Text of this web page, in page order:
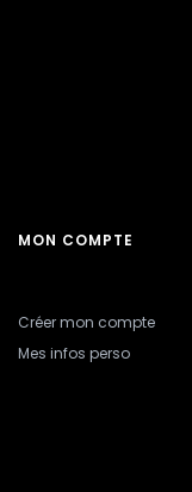
MON COMPTE
Créer mon compte
Mes infos perso